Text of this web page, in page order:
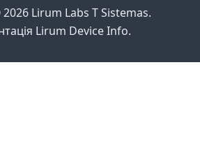
Lirum Labs T Sistemas.
Lirum Device Info.